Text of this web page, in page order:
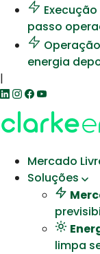
passo
energia
|
Mercado
Soluções
limpa